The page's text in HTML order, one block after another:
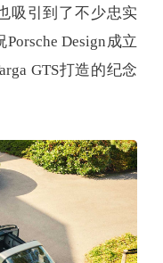
吸引到了不少忠实
Design成立
GTS打造的纪念